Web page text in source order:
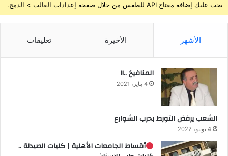
يجب عليك إضافة مفتاح API للطقس من خلال صفحة إعدادات القالب > الدمج.
الأشهر الأخيرة تعليقات
المنافيخ ..!!
4 يناير، 2021
الشعب يرفض التورط بحرب الشوارع
4 يونيو، 2022
أقساط الجامعات الأهلية | كليات الصيدلة ..